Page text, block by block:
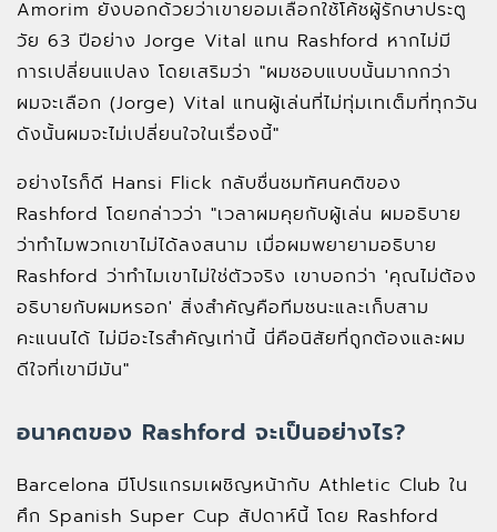
Amorim ยังบอกด้วยว่าเขายอมเลือกใช้โค้ชผู้รักษาประตู
วัย 63 ปีอย่าง Jorge Vital แทน Rashford หากไม่มี
การเปลี่ยนแปลง โดยเสริมว่า "ผมชอบแบบนั้นมากกว่า
ผมจะเลือก (Jorge) Vital แทนผู้เล่นที่ไม่ทุ่มเทเต็มที่ทุกวัน
ดังนั้นผมจะไม่เปลี่ยนใจในเรื่องนี้"
อย่างไรก็ดี Hansi Flick กลับชื่นชมทัศนคติของ
Rashford โดยกล่าวว่า "เวลาผมคุยกับผู้เล่น ผมอธิบาย
ว่าทำไมพวกเขาไม่ได้ลงสนาม เมื่อผมพยายามอธิบาย
Rashford ว่าทำไมเขาไม่ใช่ตัวจริง เขาบอกว่า 'คุณไม่ต้อง
อธิบายกับผมหรอก' สิ่งสำคัญคือทีมชนะและเก็บสาม
คะแนนได้ ไม่มีอะไรสำคัญเท่านี้ นี่คือนิสัยที่ถูกต้องและผม
ดีใจที่เขามีมัน"
อนาคตของ Rashford จะเป็นอย่างไร?
Barcelona มีโปรแกรมเผชิญหน้ากับ Athletic Club ใน
ศึก Spanish Super Cup สัปดาห์นี้ โดย Rashford